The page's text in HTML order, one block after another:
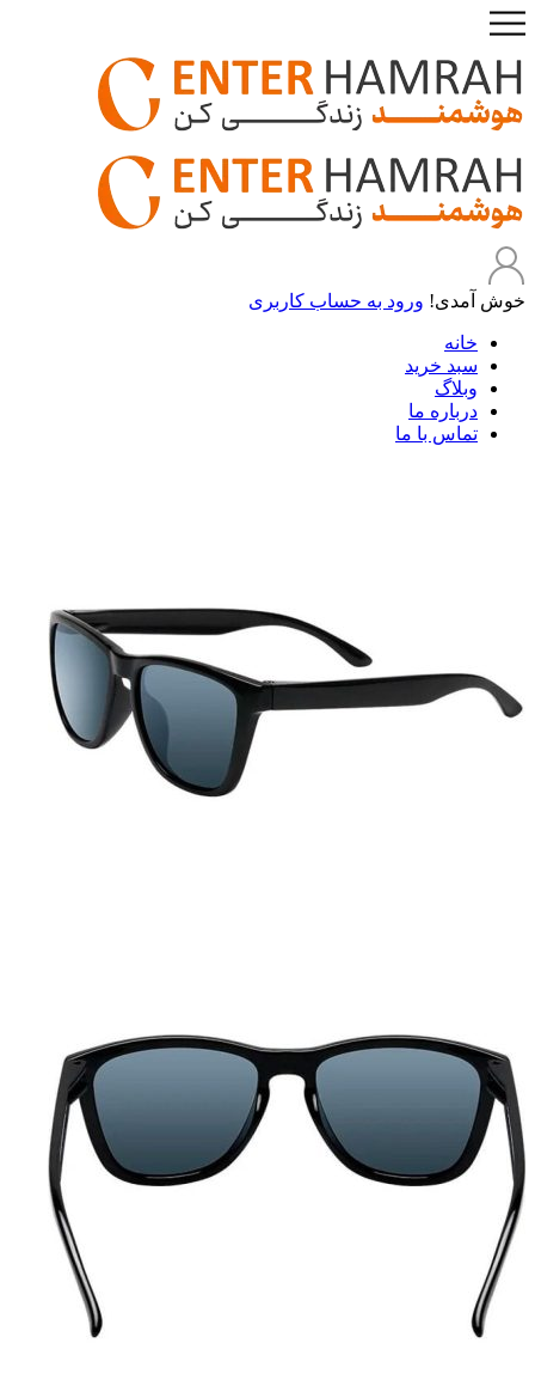
خوش آمدی! ورود به حساب کاربری
خانه
سبد خرید
وبلاگ
درباره ما
تماس با ما